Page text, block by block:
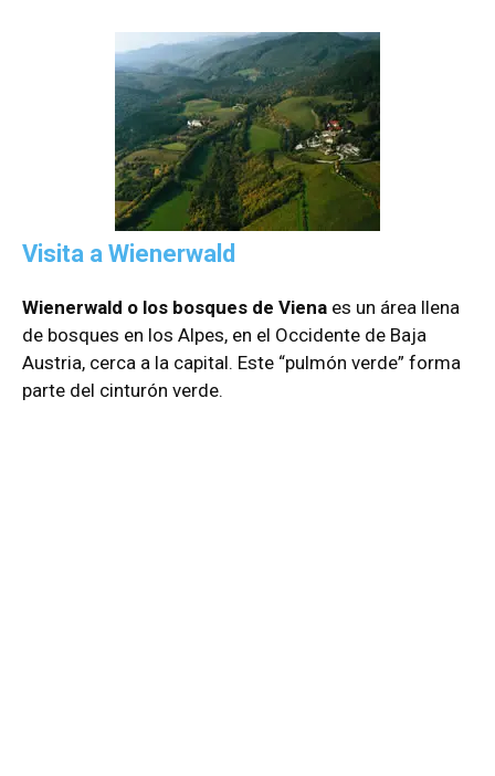
Visita a Wienerwald
Wienerwald o los bosques de Viena es un área llena
de bosques en los Alpes, en el Occidente de Baja
Austria, cerca a la capital. Este “pulmón verde” forma
parte del cinturón verde.